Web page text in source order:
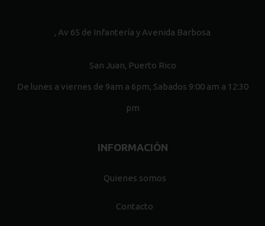
, Av 65 de Infantería y Avenida Barbosa
San Juan, Puerto Rico
De lunes a viernes de 9am a 6pm, Sabados 9:00 am a 12:30
pm
INFORMACIÓN
Quienes somos
Contacto